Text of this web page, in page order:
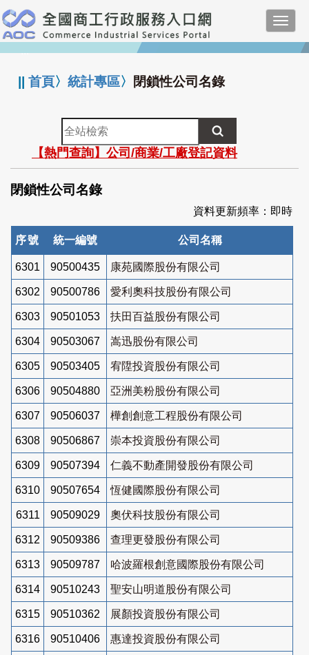
跳
到
主
要
:::
||首頁〉統計專區〉 閉鎖性公司名錄
全
站
檢
索
【熱門查詢】公司/商業/工廠登記資料
閉鎖性公司名錄
資料更新頻率：即時
序號 統一編號 公司名稱
6301 90500435 康苑國際股份有限公司
6302 90500786 愛利奧科技股份有限公司
6303 90501053 扶田百益股份有限公司
6304 90503067 嵩迅股份有限公司
6305 90503405 宥陞投資股份有限公司
6306 90504880 亞洲美粉股份有限公司
6307 90506037 樺創創意工程股份有限公司
6308 90506867 崇本投資股份有限公司
6309 90507394 仁義不動產開發股份有限公司
6310 90507654 恆健國際股份有限公司
6311 90509029 奧伏科技股份有限公司
6312 90509386 查理更發股份有限公司
6313 90509787 哈波羅根創意國際股份有限公司
6314 90510243 聖安山明道股份有限公司
6315 90510362 展顏投資股份有限公司
6316 90510406 惠達投資股份有限公司